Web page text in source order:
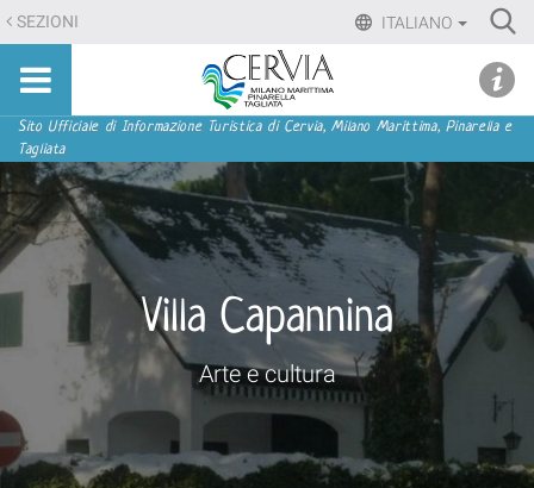
Salta
ai
contenuti.
Salta
alla
navigazione
ITALIANO
SEZIONI
Sito
turistico
ufficiale
Cervia,
Milano
Marittima,
Pinarella,
Tagliata
Sezioni
Sito Ufficiale di Informazione Turistica di Cervia, Milano Marittima, Pinarella e
Tagliata
Villa Capannina
Arte e cultura
menu